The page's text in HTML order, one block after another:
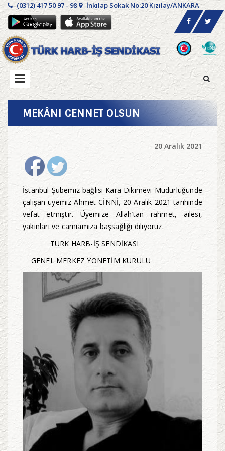
(0312) 417 50 97 - 98 İnkılap Sokak No:20 Kızılay/ANKARA
MEKÂNI CENNET OLSUN
20 Aralık 2021
İstanbul Şubemiz bağlısı Kara Dikimevi Müdürlüğünde
çalışan üyemiz Ahmet CİNNİ, 20 Aralık 2021 tarihinde
vefat etmiştir. Üyemize Allah’tan rahmet, ailesi,
yakınları ve camiamıza başsağlığı diliyoruz.
TÜRK HARB-İŞ SENDİKASI
GENEL MERKEZ YÖNETİM KURULU